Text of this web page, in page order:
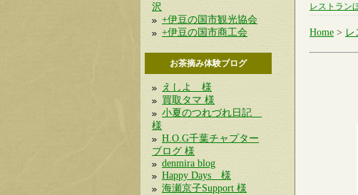
沢
+伊豆の国市観光協会
+伊豆の国市商工会
お茶摘み体験ブログ
えしよ 様
買取タマ 様
小夏のつれづれ日記
様
H.O.G千葉チャプター
ブログ 様
denmira blog
Happy Days 様
海瀬京子Support 様
レストラン
Home > レ